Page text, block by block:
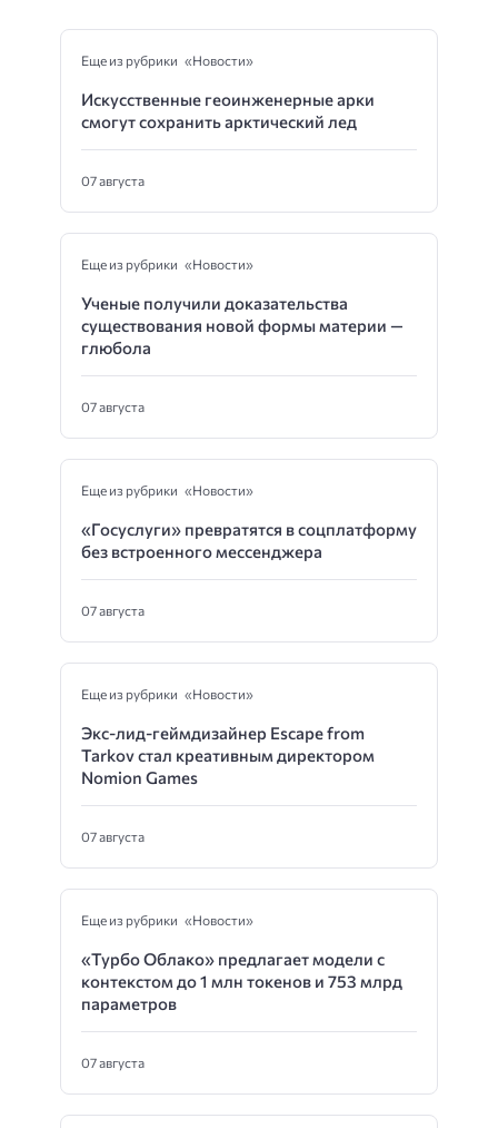
Еще из рубрики «Новости»
Искусственные геоинженерные арки
смогут сохранить арктический лед
07 августа
Еще из рубрики «Новости»
Ученые получили доказательства
существования новой формы материи —
глюбола
07 августа
Еще из рубрики «Новости»
«Госуслуги» превратятся в соцплатформу
без встроенного мессенджера
07 августа
Еще из рубрики «Новости»
Экс-лид-геймдизайнер Escape from
Tarkov стал креативным директором
Nomion Games
07 августа
Еще из рубрики «Новости»
«Турбо Облако» предлагает модели с
контекстом до 1 млн токенов и 753 млрд
параметров
07 августа